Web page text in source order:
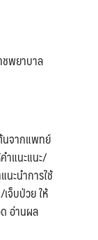
พยาบาล
นจากแพทย์
ำแนะแนะ/
นะนำการใช้
จ็บป่วย ให้
อ่านผล